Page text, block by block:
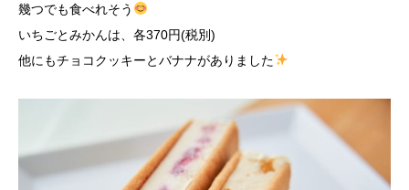
幾つでも食べれそう
いちごとみかんは、各370円(税別)
他にもチョコクッキーとバナナがありました